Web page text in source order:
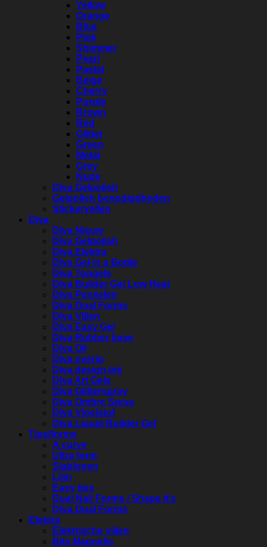
Yellow
Orange
Blue
Pink
Shimmer
Pearl
Pastel
Beige
Cherry
Purple
Brown
Red
Glitter
Green
Metal
Grey
Nude
Diva Gelpolish
Gelpolish benodigdheden
Stickervellen
Diva
Diva Nieuw
Diva Gelpolish
Diva Elektra
Diva Gel in a Bottle
Diva Topgels
Diva Builder Gel Low Heat
Diva Penselen
Diva Dual Forms
Diva Vijlen
Diva Easy Gel
Diva Rubber base
Diva Oil
Diva overig
Diva design ink
Diva Art Gels
Diva Glitterspray
Diva Ombre Spray
Diva Vloeistof
Diva Liquid Builder Gel
Tips/forms
A curve
Ultra form
Sjablonen
Lijm
Easy tips
Dual Nail Forms / Shape It’s
Diva Dual Forms
Elektra
Elektrische vijlen
Bits Magnetic